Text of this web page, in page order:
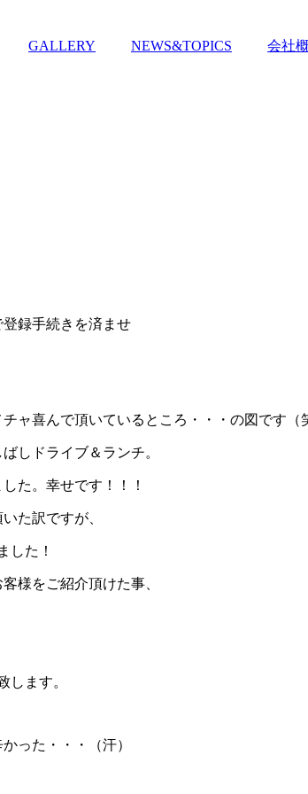
GALLERY NEWS&TOPICS 会社
録手続きを済ませ
ャ喜んで頂いているところ・・・の図です（
しドライブ＆ランチ。
た。幸せです！！！
た訳ですが、
した！
様をご紹介頂けた事、
します。
った・・・（汗）